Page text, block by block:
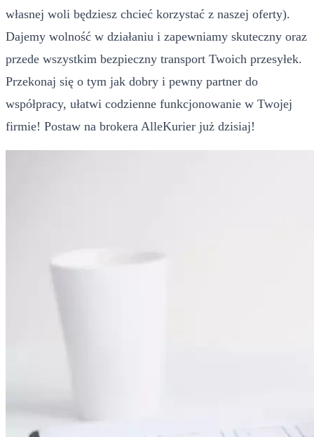
własnej woli będziesz chcieć korzystać z naszej oferty).
Dajemy wolność w działaniu i zapewniamy skuteczny oraz
przede wszystkim bezpieczny transport Twoich przesyłek.
Przekonaj się o tym jak dobry i pewny partner do
współpracy, ułatwi codzienne funkcjonowanie w Twojej
firmie! Postaw na brokera AlleKurier już dzisiaj!